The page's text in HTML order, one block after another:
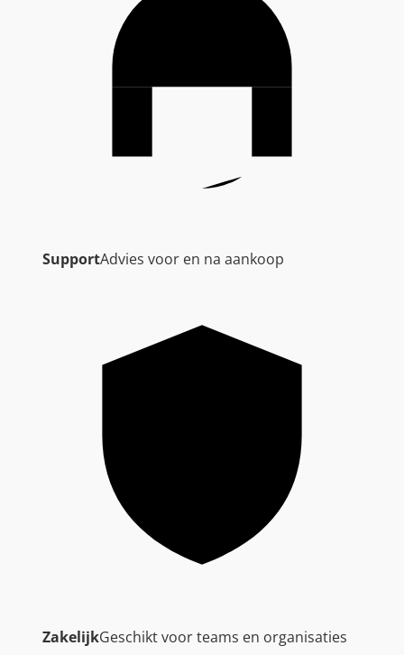
SupportAdvies voor en na aankoop
ZakelijkGeschikt voor teams en organisaties